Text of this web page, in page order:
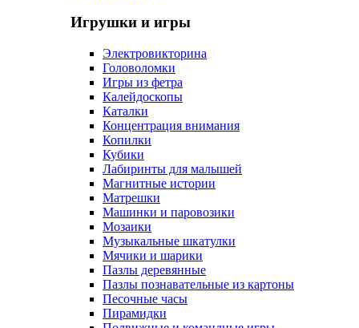
Игрушки и игры
Электровикторина
Головоломки
Игры из фетра
Калейдоскопы
Каталки
Концентрация внимания
Копилки
Кубики
Лабиринты для малышей
Магнитные истории
Матрешки
Машинки и паровозики
Мозаики
Музыкальные шкатулки
Мячики и шарики
Пазлы деревянные
Пазлы познавательные из картоны
Песочные часы
Пирамидки